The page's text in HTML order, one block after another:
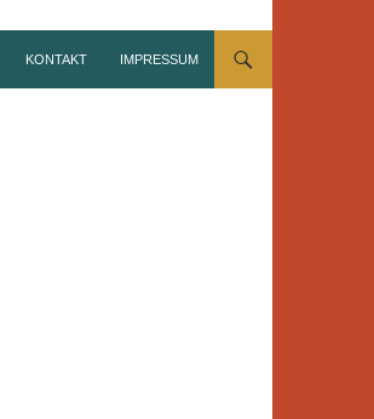
KONTAKT IMPRESSUM